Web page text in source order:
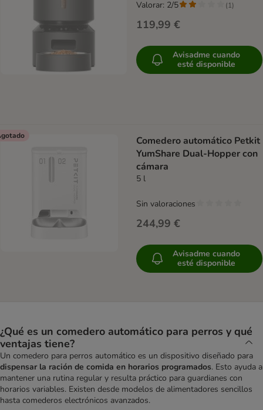
119,99 €
Valorar: 2/5 (1)
Avisadme cuando
esté disponible
Comedero automático Petkit
YumShare Dual-Hopper con
cámara
5 l
244,99 €
Sin valoraciones
Avisadme cuando
esté disponible
¿Qué es un comedero automático para perros y qué
ventajas tiene?
Un comedero para perros automático es un dispositivo diseñado para
dispensar la ración de comida en horarios programados. Esto ayuda a
mantener una rutina regular y resulta práctico para guardianes con
horarios variables. Existen desde modelos de alimentadores sencillos
hasta comederos electrónicos avanzados.